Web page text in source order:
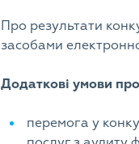
Про результати
засобами
Додаткові умови
перемога у